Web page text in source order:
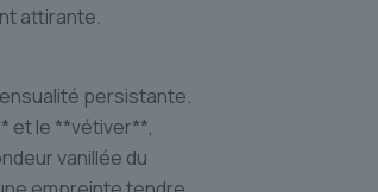
attirante.
persistante.
et le **vétiver**,
vanillée du